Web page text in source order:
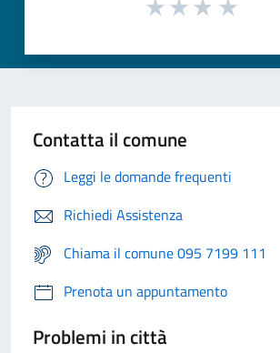
Contatta il comune
Leggi le domande frequenti
Richiedi Assistenza
Chiama il comune 095 7199 111
Prenota un appuntamento
Problemi in città